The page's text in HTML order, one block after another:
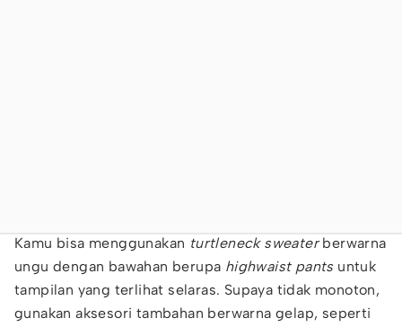
Kamu bisa menggunakan turtleneck sweaterberwarna
ungu dengan bawahan berupa highwaist pantsuntuk
tampilan yang terlihat selaras. Supaya tidak monoton,
gunakan aksesori tambahan berwarna gelap, seperti